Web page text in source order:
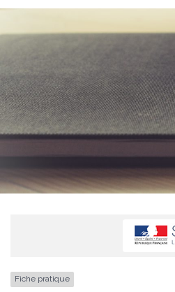
Fiche pratique